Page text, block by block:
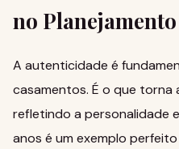
no
A autenticidade é
casamentos. É o que torna
refletindo a personalidade
anos é um exemplo